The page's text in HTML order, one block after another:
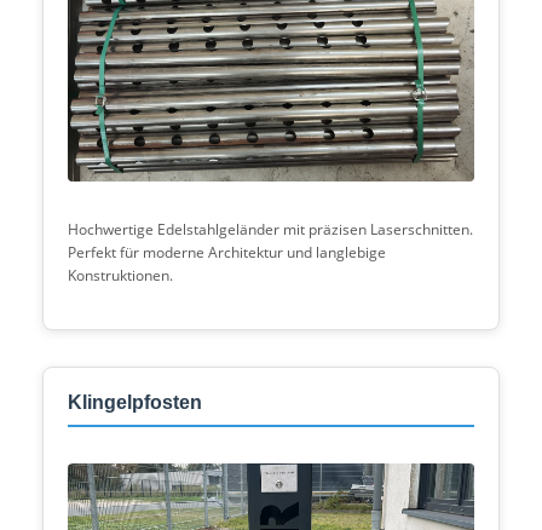
Hochwertige Edelstahlgeländer mit präzisen Laserschnitten.
Perfekt für moderne Architektur und langlebige
Konstruktionen.
Klingelpfosten